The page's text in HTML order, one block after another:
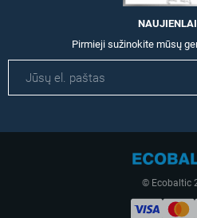
Pirmieji sužinokite mūsų
© Ecobaltic